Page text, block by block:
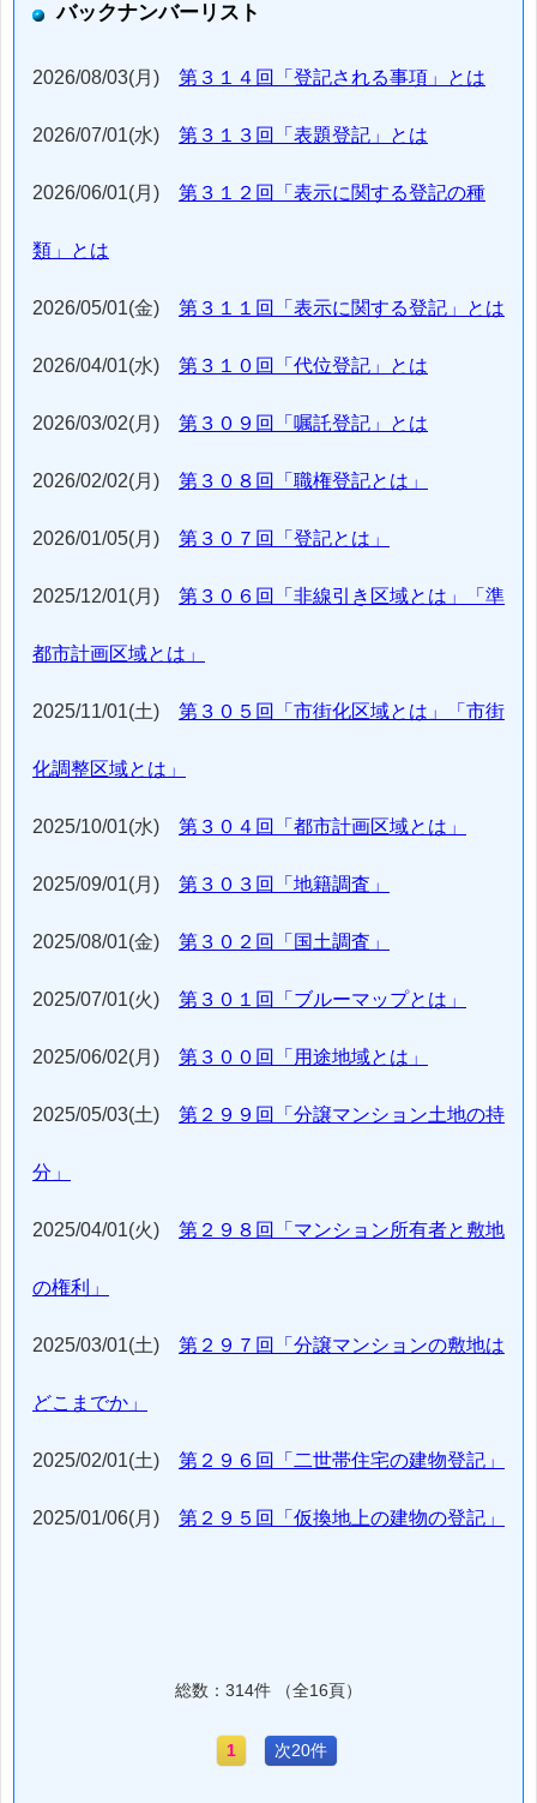
バックナンバーリスト
2026/08/03(月) 第３１４回「登記される事項」とは
2026/07/01(水) 第３１３回「表題登記」とは
2026/06/01(月) 第３１２回「表示に関する登記の種
類」とは
2026/05/01(金) 第３１１回「表示に関する登記」とは
2026/04/01(水) 第３１０回「代位登記」とは
2026/03/02(月) 第３０９回「嘱託登記」とは
2026/02/02(月) 第３０８回「職権登記とは」
2026/01/05(月) 第３０７回「登記とは」
2025/12/01(月) 第３０６回「非線引き区域とは」「準
都市計画区域とは」
2025/11/01(土) 第３０５回「市街化区域とは」「市街
化調整区域とは」
2025/10/01(水) 第３０４回「都市計画区域とは」
2025/09/01(月) 第３０３回「地籍調査」
2025/08/01(金) 第３０２回「国土調査」
2025/07/01(火) 第３０１回「ブルーマップとは」
2025/06/02(月) 第３００回「用途地域とは」
2025/05/03(土) 第２９９回「分譲マンション土地の持
分」
2025/04/01(火) 第２９８回「マンション所有者と敷地
の権利」
2025/03/01(土) 第２９７回「分譲マンションの敷地は
どこまでか」
2025/02/01(土) 第２９６回「二世帯住宅の建物登記」
2025/01/06(月) 第２９５回「仮換地上の建物の登記」
総数：314件 （全16頁）
1 次20件